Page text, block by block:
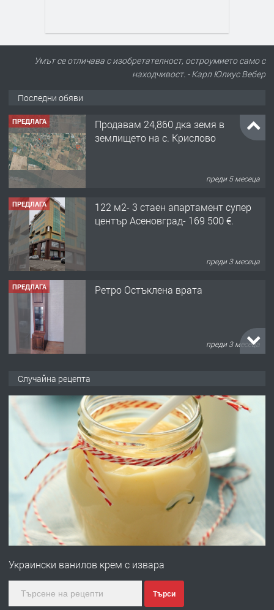
Умът се отличава с изобретателност, остроумието само с
находчивост. - Карл Юлиус Вебер
Последни обяви
ПРЕДЛАГА
Продавам 24,860 дка земя в
землището на с. Крислово
преди 5 месеца
ПРЕДЛАГА
122 м2- 3 стаен апартамент супер
център Асеновград- 169 500 €.
преди 3 месеца
ПРЕДЛАГА Ретро Остъклена врата
преди 3 месеца
преди 10 месеца
ПРЕДЛАГА
Професионална броячна машина -
със сертификат от ЕЦБ
преди 1 година
ПРЕДЛАГА
Професионална зеленчукорезачка
Случайна рецепта
Украински ванилов крем с извара
Търси